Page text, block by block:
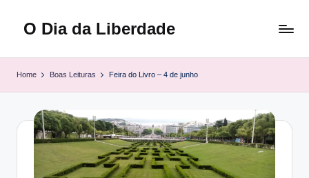
O Dia da Liberdade
Home Boas Leituras Feira do Livro – 4 de junho